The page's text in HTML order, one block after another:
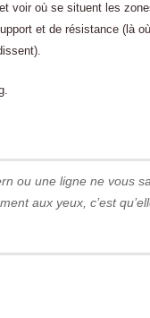
voir où se situent les
et de résistance (là
ou une ligne ne vous
aux yeux, c’est